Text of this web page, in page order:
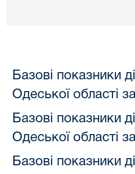
Базові показники
Одеської області
Базові показники
Одеської області
Базові показники